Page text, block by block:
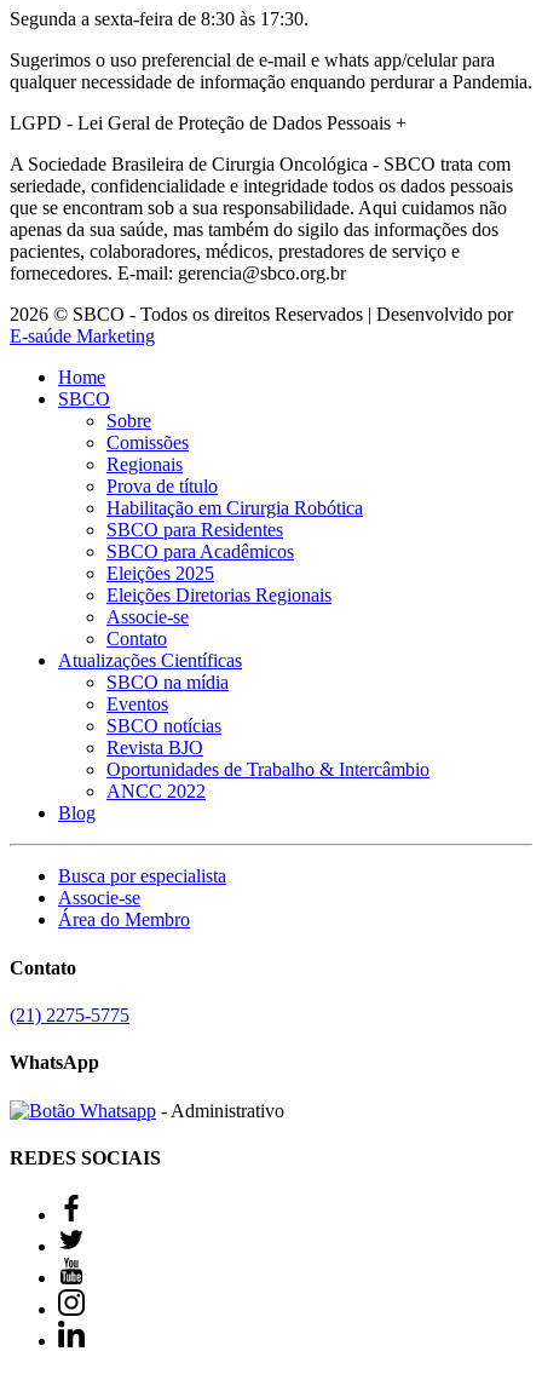
Segunda a sexta-feira de 8:30 às 17:30.
Sugerimos o uso preferencial de e-mail e whats app/celular para
qualquer necessidade de informação enquando perdurar a Pandemia.
LGPD - Lei Geral de Proteção de Dados Pessoais +
A Sociedade Brasileira de Cirurgia Oncológica - SBCO trata com
seriedade, confidencialidade e integridade todos os dados pessoais
que se encontram sob a sua responsabilidade. Aqui cuidamos não
apenas da sua saúde, mas também do sigilo das informações dos
pacientes, colaboradores, médicos, prestadores de serviço e
fornecedores. E-mail: gerencia@sbco.org.br
2026 © SBCO - Todos os direitos Reservados | Desenvolvido por
E-saúde Marketing
Home
SBCO
Sobre
Comissões
Regionais
Prova de título
Habilitação em Cirurgia Robótica
SBCO para Residentes
SBCO para Acadêmicos
Eleições 2025
Eleições Diretorias Regionais
Associe-se
Contato
Atualizações Científicas
SBCO na mídia
Eventos
SBCO notícias
Revista BJO
Oportunidades de Trabalho & Intercâmbio
ANCC 2022
Blog
Busca por especialista
Associe-se
Área do Membro
Contato
(21) 2275-5775
WhatsApp
- Administrativo
REDES SOCIAIS